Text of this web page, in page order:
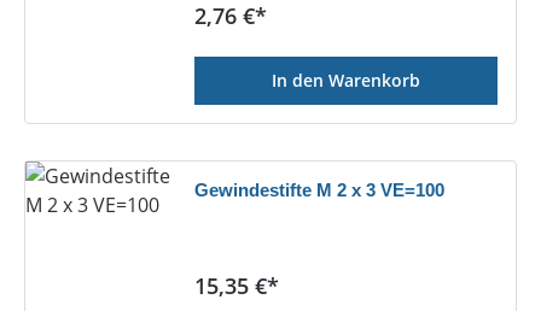
Regulärer Preis:
2,76 €*
In den Warenkorb
Gewindestifte M 2 x 3 VE=100
Regulärer Preis:
15,35 €*